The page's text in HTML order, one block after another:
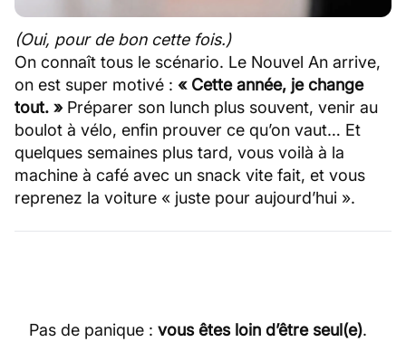
(Oui, pour de bon cette fois.)
On connaît tous le scénario. Le Nouvel An arrive,
on est super motivé : « Cette année, je change
tout. »Préparer son lunch plus souvent, venir au
boulot à vélo, enfin prouver ce qu’on vaut… Et
quelques semaines plus tard, vous voilà à la
machine à café avec un snack vite fait, et vous
reprenez la voiture « juste pour aujourd’hui ».
Pas de panique : vous êtes loin d’être seul(e).